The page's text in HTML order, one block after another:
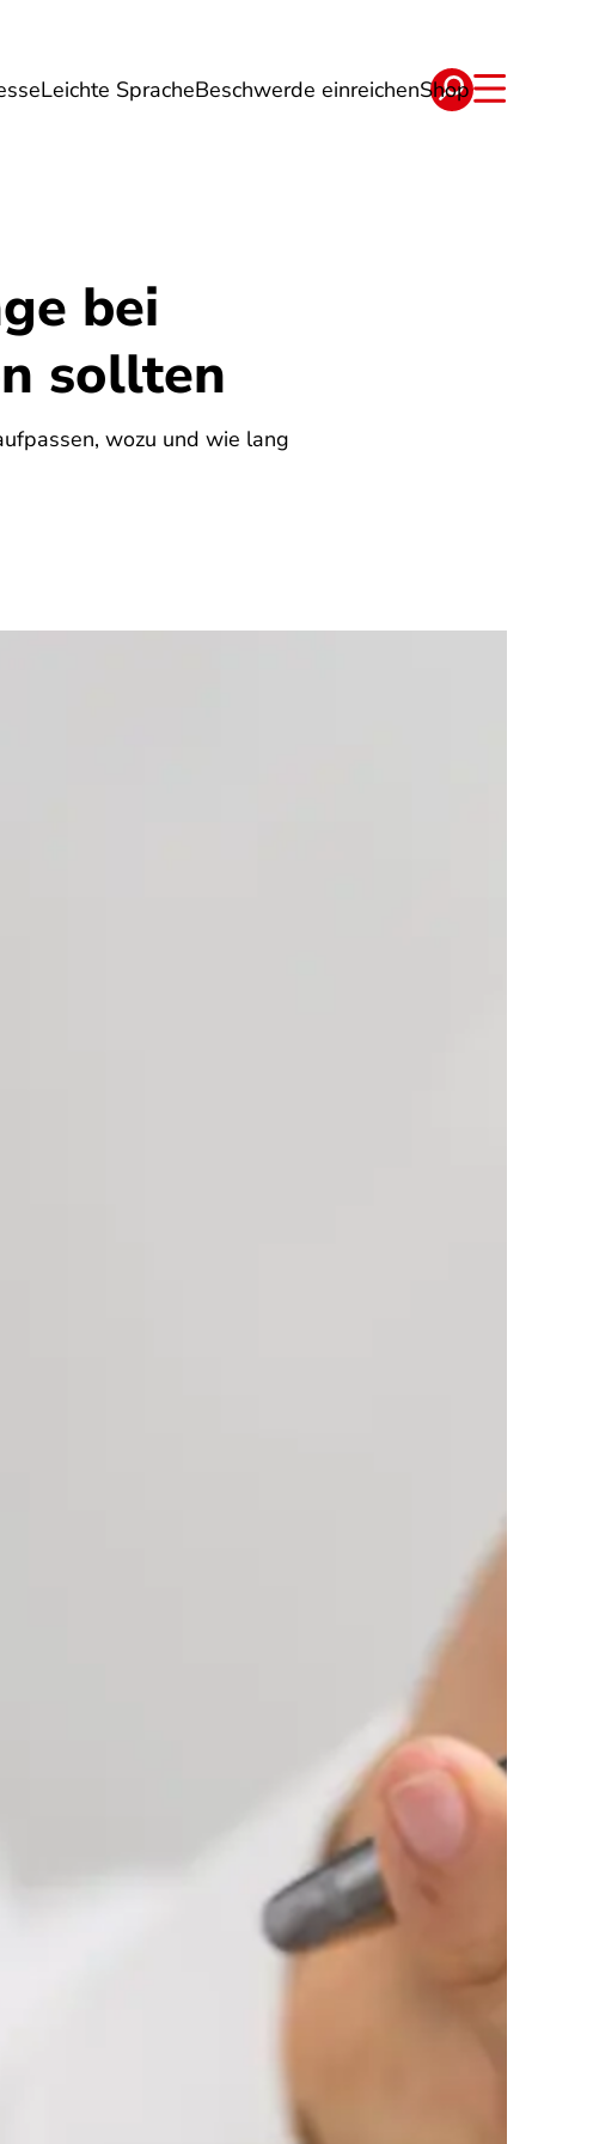
Leichte SpracheBeschwerde einreichenShop
Pflege Energie Reise Verträge
bei
sollten
wozu und wie lang